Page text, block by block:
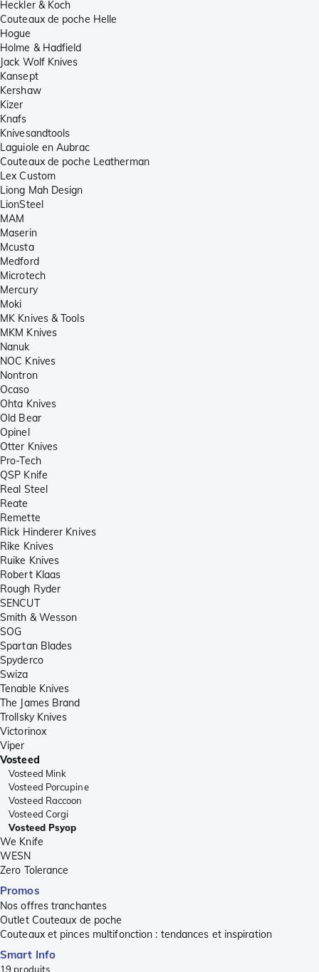
Heckler & Koch
Couteaux de poche Helle
Hogue
Holme & Hadfield
Jack Wolf Knives
Kansept
Kershaw
Kizer
Knafs
Knivesandtools
Laguiole en Aubrac
Couteaux de poche Leatherman
Lex Custom
Liong Mah Design
LionSteel
MAM
Maserin
Mcusta
Medford
Microtech
Mercury
Moki
MK Knives & Tools
MKM Knives
Nanuk
NOC Knives
Nontron
Ocaso
Ohta Knives
Old Bear
Opinel
Otter Knives
Pro-Tech
QSP Knife
Real Steel
Reate
Remette
Rick Hinderer Knives
Rike Knives
Ruike Knives
Robert Klaas
Rough Ryder
SENCUT
Smith & Wesson
SOG
Spartan Blades
Spyderco
Swiza
Tenable Knives
The James Brand
Trollsky Knives
Victorinox
Viper
Vosteed
Vosteed Mink
Vosteed Porcupine
Vosteed Raccoon
Vosteed Corgi
Vosteed Psyop
We Knife
WESN
Zero Tolerance
Promos
Nos offres tranchantes
Outlet Couteaux de poche
Couteaux et pinces multifonction : tendances et inspiration
Smart Info
19 produits